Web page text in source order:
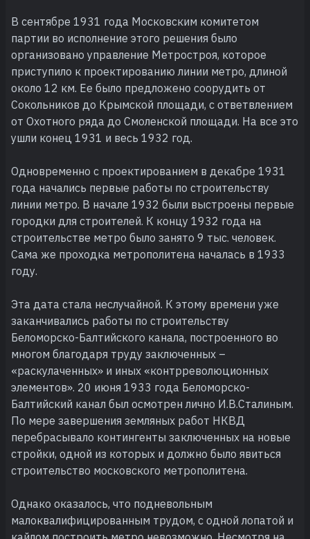
В сентябре 1931 года Московским комитетом
партии во исполнение этого решения было
организовано управление Метростроя, которое
приступило к проектированию линии метро, длиной
около 12 км. Ее было предложено соорудить от
Сокольников до Крымской площади, с ответвлением
от Охотного ряда до Смоленской площади. На все это
ушли конец 1931 и весь 1932 год.
Одновременно с проектированием в декабре 1931
года начались первые работы по строительству
линии метро. В начале 1932 были выстроены первые
городки для строителей. К концу 1932 года на
строительстве метро было занято 9 тыс. человек.
Сама же проходка метрополитена началась в 1933
году.
Эта дата стала неслучайной. К этому времени уже
заканчивались работы по строительству
Беломорско-Балтийского канала, построенного во
многом благодаря труду заключенных –
«раскулаченных» и иных «контрреволюционных
элементов». 20 июня 1933 года Беломорско-
Балтийский канал был осмотрен лично И.В.Сталиным.
По мере завершения земляных работ НКВД
перебрасывало контингенты заключенных на новые
стройки, одной из которых и должно было явиться
строительство московского метрополитена.
Однако оказалось, что подневольным
малоквалифицированным трудом, с одной лопатой и